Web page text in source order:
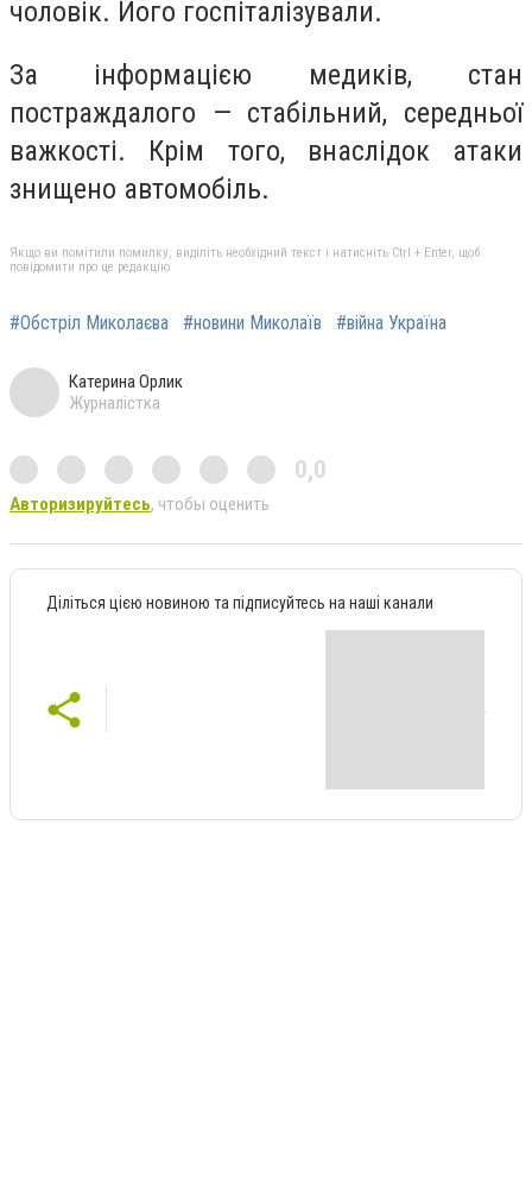
чоловік. Його госпіталізували.
За інформацією медиків, стан
постраждалого — стабільний, середньої
важкості. Крім того, внаслідок атаки
знищено автомобіль.
Якщо ви помітили помилку, виділіть необхідний текст і натисніть Ctrl + Enter, щоб
повідомити про це редакцію
#Обстріл Миколаєва #новини Миколаїв #війна Україна
Катерина Орлик
Журналістка
0,0
Авторизируйтесь, чтобы оценить
Діліться цією новиною та підписуйтесь на наші канали